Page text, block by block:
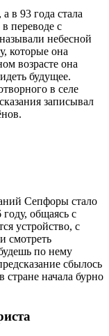
в 93 года стала
переводе с
небесной
которые она
возрасте она
будущее.
в селе
записывал
Сепфоры стало
общаясь с
устройство, с
смотреть
по нему
сбылось
стране начала бурно